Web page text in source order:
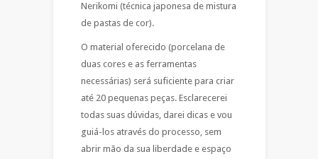
Nerikomi (técnica japonesa de mistura
de pastas de cor).
O material oferecido (porcelana de
duas cores e as ferramentas
necessárias) será suficiente para criar
até 20 pequenas peças. Esclarecerei
todas suas dúvidas, darei dicas e vou
guiá-los através do processo, sem
abrir mão da sua liberdade e espaço